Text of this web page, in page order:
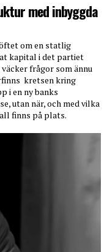
med inbyggda
om en statlig
kapital i det partiet
frågor som ännu
kretsen kring
i en ny banks
utan när, och med vilka
finns på plats.